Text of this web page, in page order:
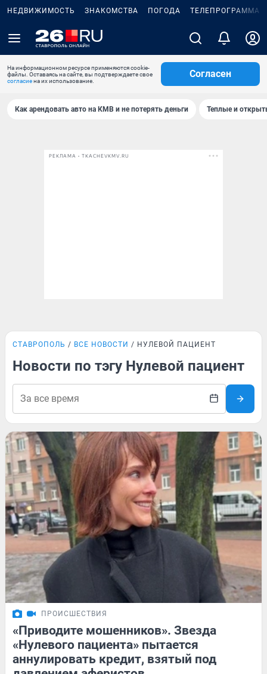
НЕДВИЖИМОСТЬ ЗНАКОМСТВА ПОГОДА ТЕЛЕПРОГРАММА
На информационном ресурсе применяются cookie-
файлы. Оставаясь на сайте, вы подтверждаете свое
согласиена их использование.
Согласен
Как арендовать авто на КМВ и не потерять деньги Теплые и
РЕКЛАМА • TKACHEVKMV.RU
СТАВРОПОЛЬ ВСЕ НОВОСТИ НУЛЕВОЙ ПАЦИЕНТ
Новости по тэгу Нулевой пациент
ПРОИСШЕСТВИЯ
«Приводите мошенников». Звезда
«Нулевого пациента» пытается
аннулировать кредит, взятый под